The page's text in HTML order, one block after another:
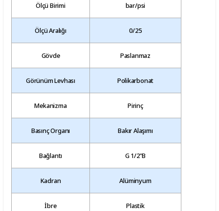
Ölçü Birimi bar/psi
Ölçü Aralığı 0/25
Gövde Paslanmaz
Görünüm Levhası Polikarbonat
Mekanizma Pirinç
Basınç Organı Bakır Alaşımı
Bağlantı G 1/2"B
Kadran Alüminyum
İbre Plastik